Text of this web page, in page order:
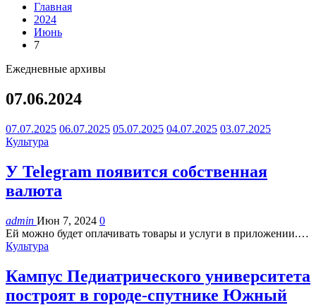
Главная
2024
Июнь
7
Ежедневные архивы
07.06.2024
07.07.2025 06.07.2025 05.07.2025 04.07.2025 03.07.2025
Культура
У Telegram появится собственная
валюта
admin Июн 7, 2024 0
Ей можно будет оплачивать товары и услуги в приложении.…
Культура
Кампус Педиатрического университета
построят в городе-спутнике Южный